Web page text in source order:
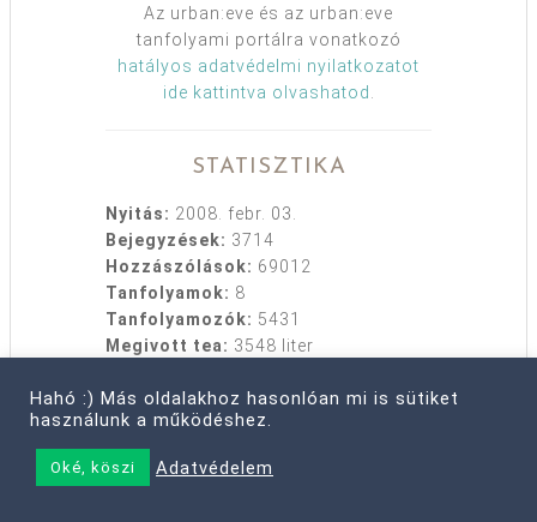
Az urban:eve és az urban:eve
tanfolyami portálra vonatkozó
hatályos adatvédelmi nyilatkozatot
ide kattintva olvashatod .
STATISZTIKA
Nyitás: 2008. febr. 03.
Bejegyzések: 3714
Hozzászólások: 69012
Tanfolyamok: 8
Tanfolyamozók: 5431
Megivott tea: 3548 liter
HASZNOS
Hahó :) Más oldalakhoz hasonlóan mi is sütiket
használunk a működéshez.
Oké, köszi Adatvédelem